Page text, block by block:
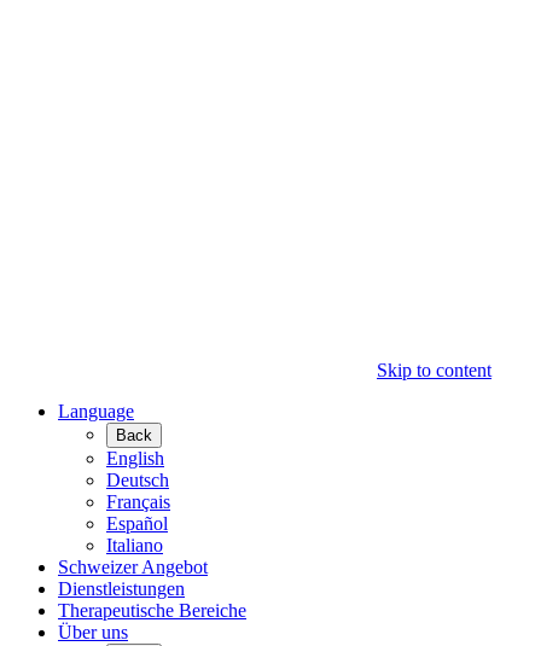
Skip to content
Language
Back
English
Deutsch
Français
Español
Italiano
Schweizer Angebot
Dienstleistungen
Therapeutische Bereiche
Über uns